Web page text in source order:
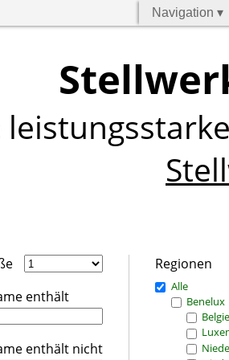
Navigation ▾
enthält
enthält nicht
Regionen
Alle
Benelux